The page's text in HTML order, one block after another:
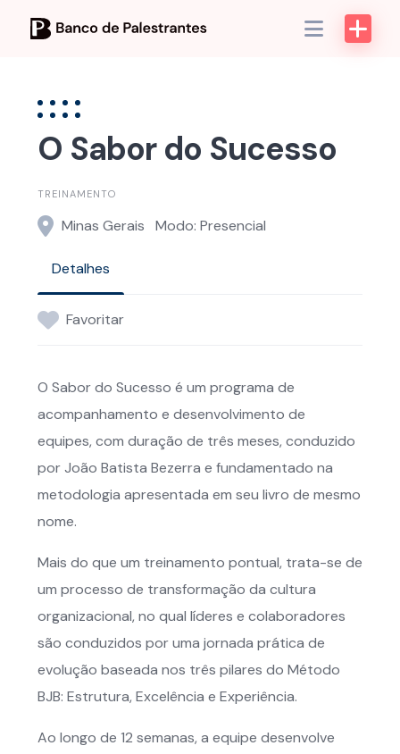
O Sabor do Sucesso
TREINAMENTO
Minas Gerais Modo: Presencial
Detalhes
Favoritar
O Sabor do Sucesso é um programa de
acompanhamento e desenvolvimento de
equipes, com duração de três meses, conduzido
por João Batista Bezerra e fundamentado na
metodologia apresentada em seu livro de mesmo
nome.
Mais do que um treinamento pontual, trata-se de
um processo de transformação da cultura
organizacional, no qual líderes e colaboradores
são conduzidos por uma jornada prática de
evolução baseada nos três pilares do Método
BJB: Estrutura, Excelência e Experiência.
Ao longo de 12 semanas, a equipe desenvolve